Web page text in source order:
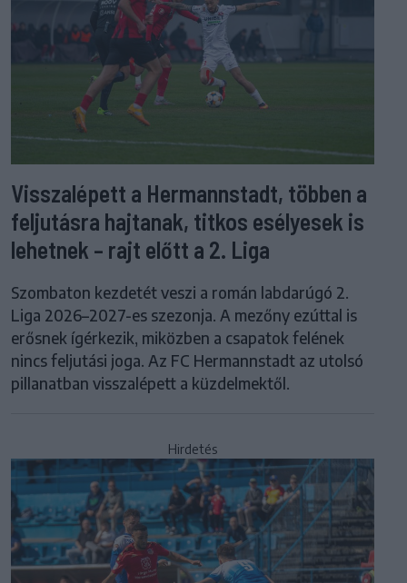
Visszalépett a Hermannstadt, többen a
feljutásra hajtanak, titkos esélyesek is
lehetnek – rajt előtt a 2. Liga
Szombaton kezdetét veszi a román labdarúgó 2.
Liga 2026–2027-es szezonja. A mezőny ezúttal is
erősnek ígérkezik, miközben a csapatok felének
nincs feljutási joga. Az FC Hermannstadt az utolsó
pillanatban visszalépett a küzdelmektől.
Hirdetés